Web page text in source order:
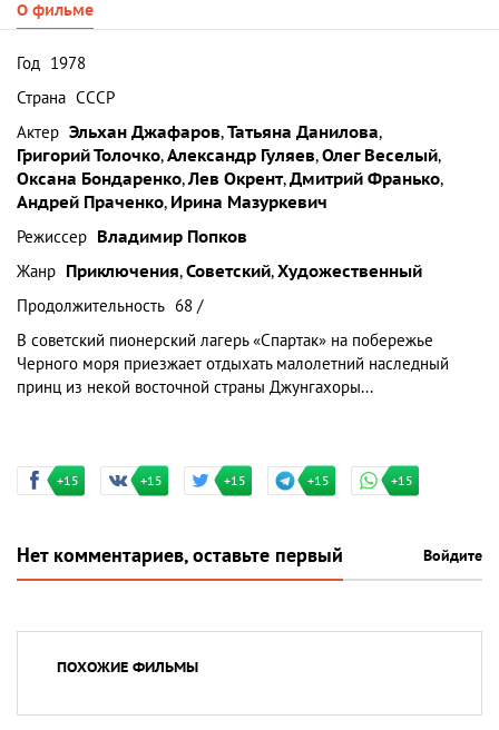
О фильме
Год 1978
Страна СССР
Актер Эльхан Джафаров,Татьяна Данилова,
Григорий Толочко,Александр Гуляев,Олег Веселый,
Оксана Бондаренко,Лев Окрент,Дмитрий Франько,
Андрей Праченко, Ирина Мазуркевич
Режиссер Владимир Попков
Жанр Приключения,Советский,Художественный
Продолжительность 68 /
В советский пионерский лагерь «Спартак» на побережье
Черного моря приезжает отдыхать малолетний наследный
принц из некой восточной страны Джунгахоры...
+15 +15 +15 +15 +15
Нет комментариев, оставьте первый Войдите
ПОХОЖИЕ ФИЛЬМЫ